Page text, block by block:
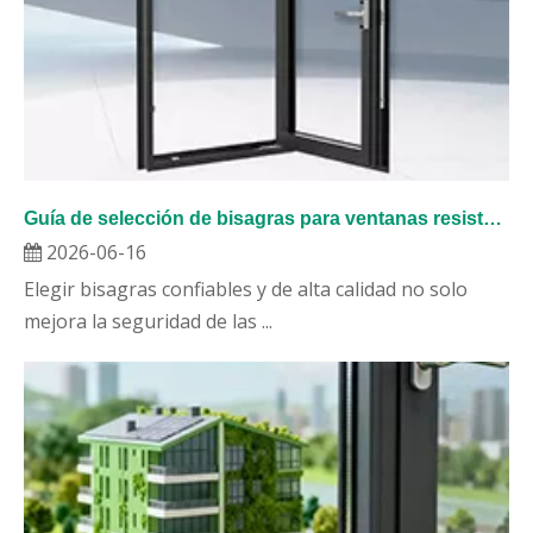
Guía de selección de bisagras para ventanas resistentes al fuego con aislamiento estándar europeo 2026: 3H Building Hardware explica el rendimiento y la calidad
2026-06-16
Elegir bisagras confiables y de alta calidad no solo
mejora la seguridad de las ...